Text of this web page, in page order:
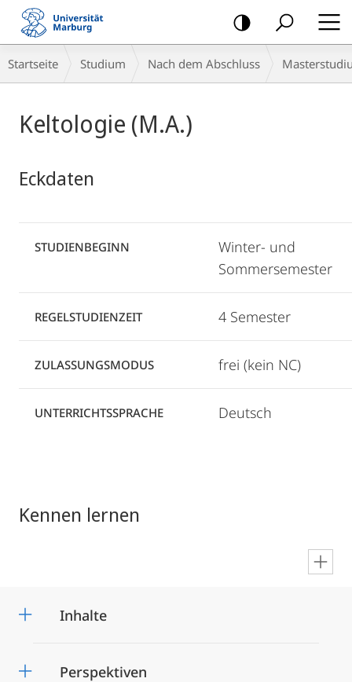
Mobile-
Navigation
Breadcrumb-
Navigation
Startseite Studium Nach dem Abschluss
Keltologie (M.A.)
Eckdaten
STUDIENBEGINN
Winter- und
Sommersemester
REGELSTUDIENZEIT 4 Semester
ZULASSUNGSMODUS frei (kein NC)
UNTERRICHTSSPRACHE Deutsch
Kennen lernen
Inhalte
Perspektiven